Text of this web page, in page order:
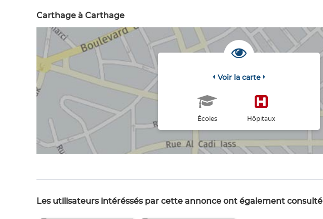
Carthage à Carthage
Voir la carte
Écoles Hôpitaux
Les utilisateurs intéréssés par cette annonce ont également consulté